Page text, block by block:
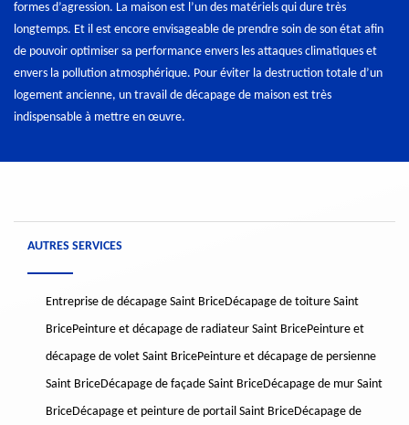
formes d’agression. La maison est l’un des matériels qui dure très
longtemps. Et il est encore envisageable de prendre soin de son état afin
de pouvoir optimiser sa performance envers les attaques climatiques et
envers la pollution atmosphérique. Pour éviter la destruction totale d’un
logement ancienne, un travail de décapage de maison est très
indispensable à mettre en œuvre.
AUTRES SERVICES
Entreprise de décapage Saint BriceDécapage de toiture Saint
BricePeinture et décapage de radiateur Saint BricePeinture et
décapage de volet Saint BricePeinture et décapage de persienne
Saint BriceDécapage de façade Saint BriceDécapage de mur Saint
BriceDécapage et peinture de portail Saint BriceDécapage de